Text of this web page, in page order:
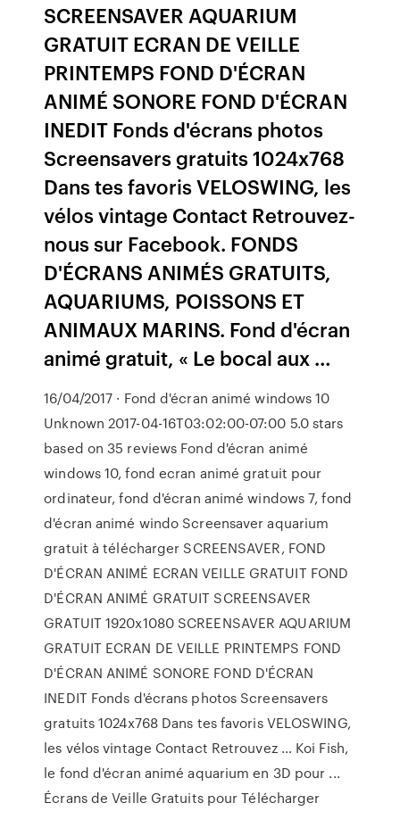
SCREENSAVER AQUARIUM
GRATUIT ECRAN DE VEILLE
PRINTEMPS FOND D'ÉCRAN
ANIMÉ SONORE FOND D'ÉCRAN
INEDIT Fonds d'écrans photos
Screensavers gratuits 1024x768
Dans tes favoris VELOSWING, les
vélos vintage Contact Retrouvez-
nous sur Facebook. FONDS
D'ÉCRANS ANIMÉS GRATUITS,
AQUARIUMS, POISSONS ET
ANIMAUX MARINS. Fond d'écran
animé gratuit, « Le bocal aux …
16/04/2017 · Fond d'écran animé windows 10
Unknown 2017-04-16T03:02:00-07:00 5.0 stars
based on 35 reviews Fond d'écran animé
windows 10, fond ecran animé gratuit pour
ordinateur, fond d'écran animé windows 7, fond
d'écran animé windo Screensaver aquarium
gratuit à télécharger SCREENSAVER, FOND
D'ÉCRAN ANIMÉ ECRAN VEILLE GRATUIT FOND
D'ÉCRAN ANIMÉ GRATUIT SCREENSAVER
GRATUIT 1920x1080 SCREENSAVER AQUARIUM
GRATUIT ECRAN DE VEILLE PRINTEMPS FOND
D'ÉCRAN ANIMÉ SONORE FOND D'ÉCRAN
INEDIT Fonds d'écrans photos Screensavers
gratuits 1024x768 Dans tes favoris VELOSWING,
les vélos vintage Contact Retrouvez … Koi Fish,
le fond d'écran animé aquarium en 3D pour ...
Écrans de Veille Gratuits pour Télécharger